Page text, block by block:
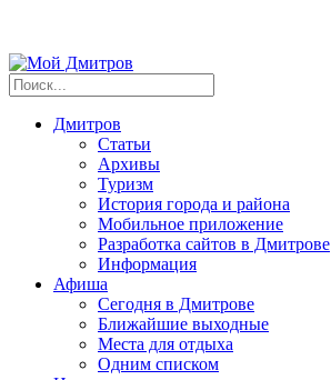
Дмитров
Статьи
Архивы
Туризм
История города и района
Мобильное приложение
Разработка сайтов в Дмитрове
Информация
Афиша
Сегодня в Дмитрове
Ближайшие выходные
Места для отдыха
Одним списком